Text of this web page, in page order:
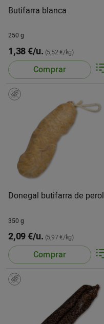
Butifarra blanca
250 g
1,38 €/u. (5,52 €/kg)
Comprar
Donegal butifarra de perol
350 g
2,09 €/u. (5,97 €/kg)
Comprar